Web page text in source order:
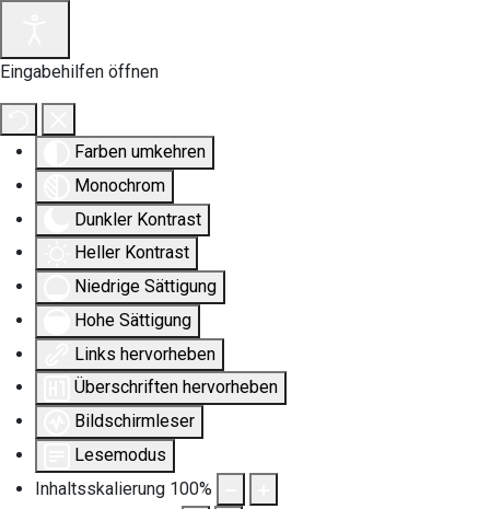
Eingabehilfen öffnen
Farben umkehren
Monochrom
Dunkler Kontrast
Heller Kontrast
Niedrige Sättigung
Hohe Sättigung
Links hervorheben
Überschriften hervorheben
Bildschirmleser
Lesemodus
Inhaltsskalierung 100%